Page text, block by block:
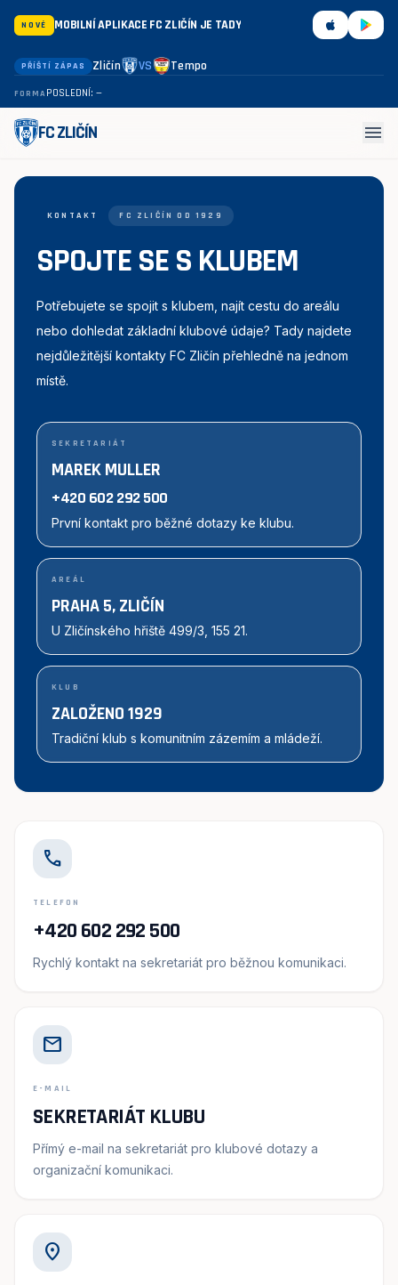
NOVÉ MOBILNÍ APLIKACE FC ZLIČÍN JE TADY
PŘÍŠTÍ ZÁPAS Zličín VS Tempo
FORMAPOSLEDNÍ: —
FC ZLIČÍN menu
KONTAKT FC ZLIČÍN OD 1929
SPOJTE SE S KLUBEM
Potřebujete se spojit s klubem, najít cestu do areálu
nebo dohledat základní klubové údaje? Tady najdete
nejdůležitější kontakty FC Zličín přehledně na jednom
místě.
SEKRETARIÁT
MAREK MULLER
+420 602 292 500
První kontakt pro běžné dotazy ke klubu.
AREÁL
PRAHA 5, ZLIČÍN
U Zličínského hřiště 499/3, 155 21.
KLUB
ZALOŽENO 1929
Tradiční klub s komunitním zázemím a mládeží.
call
TELEFON
+420 602 292 500
Rychlý kontakt na sekretariát pro běžnou komunikaci.
mail
E-MAIL
SEKRETARIÁT KLUBU
Přímý e-mail na sekretariát pro klubové dotazy a
organizační komunikaci.
location_on